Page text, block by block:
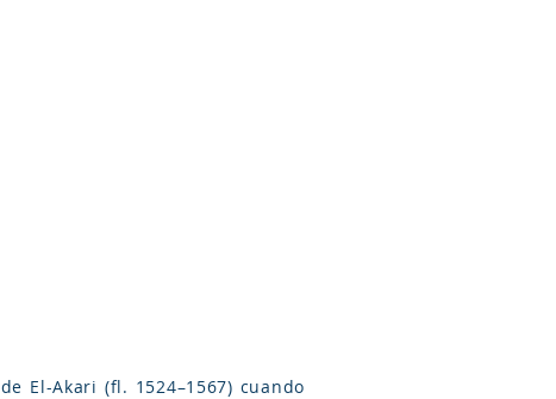
El-Akari (fl. 1524–1567) cuando